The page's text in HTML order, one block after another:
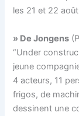
les 21 et 22 août
» De Jongens
“Under
jeune
4 acteurs, 11
frigos, de
dessinent une